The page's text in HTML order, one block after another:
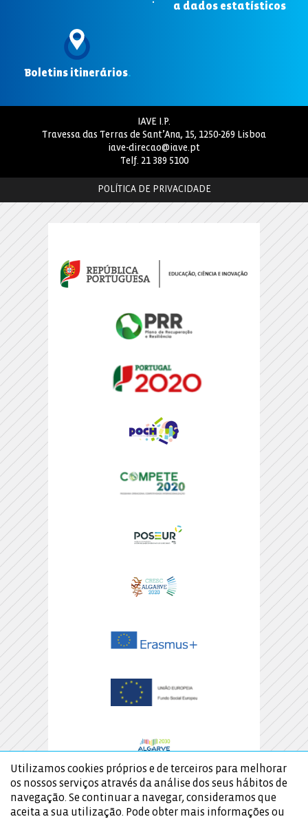
a dados estatísticos
Boletins itinerários.
IAVE I.P.
Travessa das Terras de Sant’Ana, 15, 1250-269 Lisboa
iave-direcao@iave.pt
Telf. 21 389 5100
POLÍTICA DE PRIVACIDADE
Utilizamos cookies próprios e de terceiros para melhorar
os nossos serviços através da análise dos seus hábitos de
navegação. Se continuar a navegar, consideramos que
aceita a sua utilização. Pode obter mais informações ou